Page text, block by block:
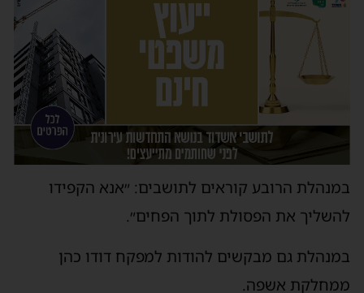
במנהלת הרובע קוראים לתושבים: ״אנא הקפידו
להשליך את הפסולת לתוך הפחים״.
במנהלת גם מבקשים להודות למפקח דודו כהן
ממחלקת אשפה.